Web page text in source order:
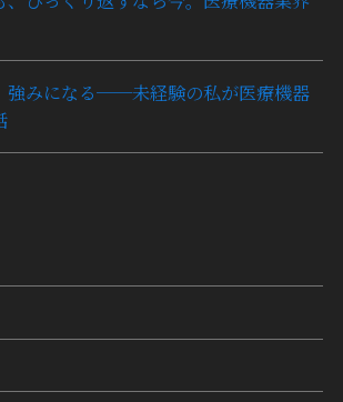
強みになる──未経験の私が医療機器